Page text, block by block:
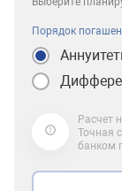
Порядок
Расчет
Точная
банком